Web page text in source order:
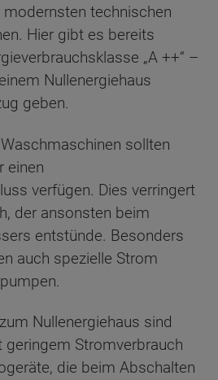
technischen
Hier gibt es bereits
„A ++“ –
Nullenergiehaus
geben.
sollten
einen
verfügen. Dies verringert
der ansonsten beim
entstünde. Besonders
auch spezielle Strom
Nullenergiehaus sind
geringem Stromverbrauch
die beim Abschalten